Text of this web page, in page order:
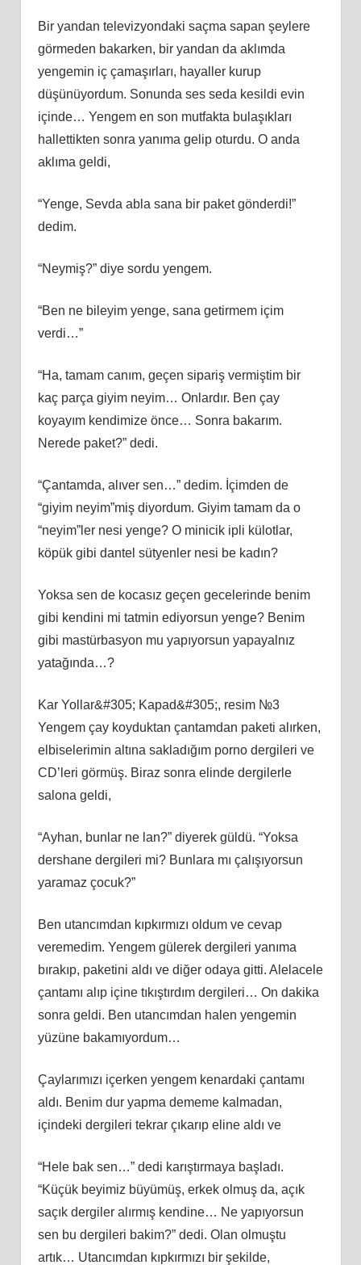
Bir yandan televizyondaki saçma sapan şeylere
görmeden bakarken, bir yandan da aklımda
yengemin iç çamaşırları, hayaller kurup
düşünüyordum. Sonunda ses seda kesildi evin
içinde… Yengem en son mutfakta bulaşıkları
hallettikten sonra yanıma gelip oturdu. O anda
aklıma geldi,
“Yenge, Sevda abla sana bir paket gönderdi!”
dedim.
“Neymiş?” diye sordu yengem.
“Ben ne bileyim yenge, sana getirmem içim
verdi…”
“Ha, tamam canım, geçen sipariş vermiştim bir
kaç parça giyim neyim… Onlardır. Ben çay
koyayım kendimize önce… Sonra bakarım.
Nerede paket?” dedi.
“Çantamda, alıver sen…” dedim. İçimden de
“giyim neyim”miş diyordum. Giyim tamam da o
“neyim”ler nesi yenge? O minicik ipli külotlar,
köpük gibi dantel sütyenler nesi be kadın?
Yoksa sen de kocasız geçen gecelerinde benim
gibi kendini mi tatmin ediyorsun yenge? Benim
gibi mastürbasyon mu yapıyorsun yapayalnız
yatağında…?
Kar Yollar&#305; Kapad&#305;, resim №3
Yengem çay koyduktan çantamdan paketi alırken,
elbiselerimin altına sakladığım porno dergileri ve
CD’leri görmüş. Biraz sonra elinde dergilerle
salona geldi,
“Ayhan, bunlar ne lan?” diyerek güldü. “Yoksa
dershane dergileri mi? Bunlara mı çalışıyorsun
yaramaz çocuk?”
Ben utancımdan kıpkırmızı oldum ve cevap
veremedim. Yengem gülerek dergileri yanıma
bırakıp, paketini aldı ve diğer odaya gitti. Alelacele
çantamı alıp içine tıkıştırdım dergileri… On dakika
sonra geldi. Ben utancımdan halen yengemin
yüzüne bakamıyordum…
Çaylarımızı içerken yengem kenardaki çantamı
aldı. Benim dur yapma dememe kalmadan,
içindeki dergileri tekrar çıkarıp eline aldı ve
“Hele bak sen…” dedi karıştırmaya başladı.
“Küçük beyimiz büyümüş, erkek olmuş da, açık
saçık dergiler alırmış kendine… Ne yapıyorsun
sen bu dergileri bakim?” dedi. Olan olmuştu
artık… Utancımdan kıpkırmızı bir şekilde,